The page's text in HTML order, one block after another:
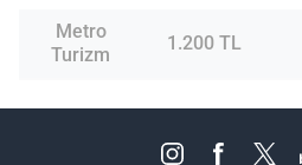
Metro
Turizm
1.200 TL